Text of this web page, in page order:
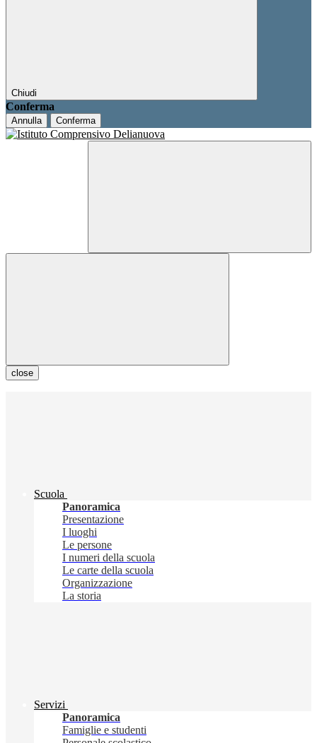
Chiudi
Conferma
Annulla Conferma
close
Scuola
Panoramica
Presentazione
I luoghi
Le persone
I numeri della scuola
Le carte della scuola
Organizzazione
La storia
Servizi
Panoramica
Famiglie e studenti